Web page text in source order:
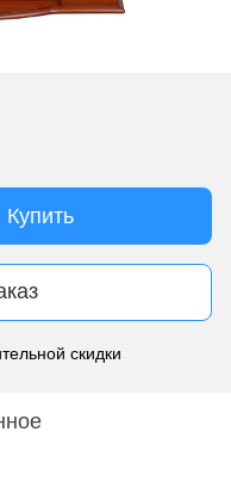
Купить
скидки